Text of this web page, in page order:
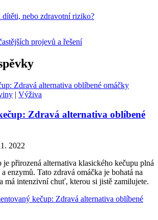
dítěti, nebo zdravotní riziko?
projevů a řešení
| Výživa
Zdravá alternativa oblíbené
2022
je přirozená alternativa klasického kečupu plná
enzymů. Tato zdravá omáčka je bohatá na
má intenzivní chuť, kterou si jistě zamilujete.
kečup: Zdravá alternativa oblíbené